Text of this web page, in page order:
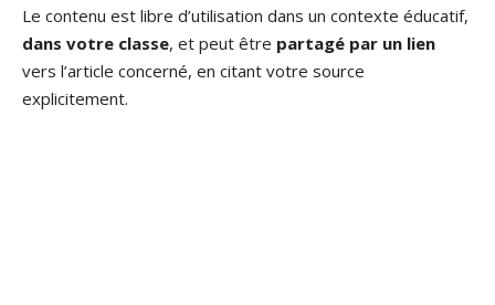
Le contenu est libre d’utilisation dans un contexte éducatif,
dans votre classe, et peut être partagé par un lien
vers l’article concerné, en citant votre source
explicitement.